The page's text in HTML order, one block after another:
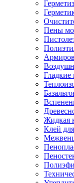
Пены
Гладкие
Жидкая
Клей